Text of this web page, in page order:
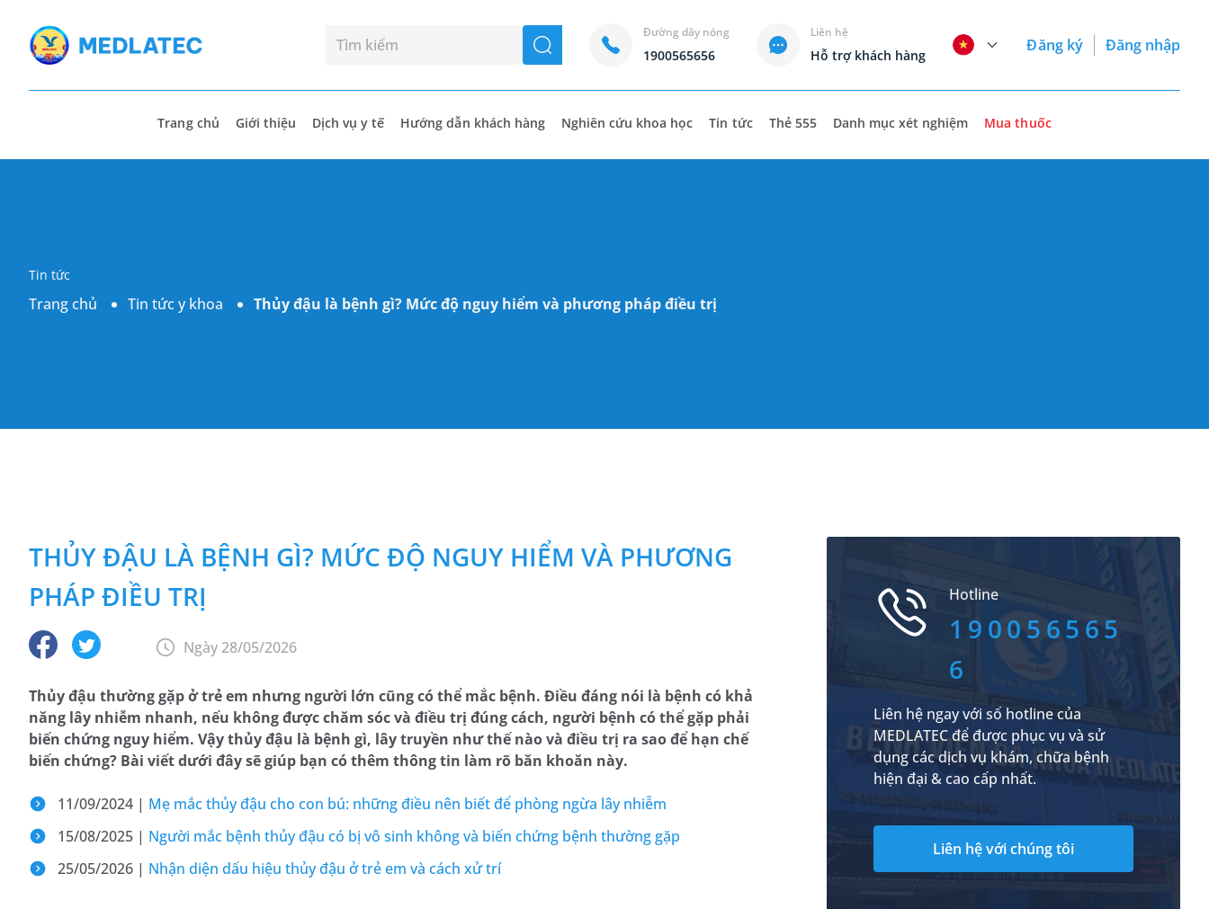
seach
Đường dây nóng
1900565656
Liên hệ
Hỗ trợ khách hàng
Đăng ký Đăng nhập
Trang chủ Giới thiệu Dịch vụ y tế Hướng dẫn khách hàng Nghiên cứu khoa học Tin tức Thẻ 555 Danh mục xét nghiệm Mua thuốc
Tin tức
Trang chủ Tin tức y khoa Thủy đậu là bệnh gì? Mức độ nguy hiểm và phương pháp điều trị
THỦY ĐẬU LÀ BỆNH GÌ? MỨC ĐỘ NGUY HIỂM VÀ PHƯƠNG
PHÁP ĐIỀU TRỊ
Ngày 28/05/2026
Thủy đậu thường gặp ở trẻ em nhưng người lớn cũng có thể mắc bệnh. Điều đáng nói là bệnh có khả
năng lây nhiễm nhanh, nếu không được chăm sóc và điều trị đúng cách, người bệnh có thể gặp phải
biến chứng nguy hiểm. Vậy thủy đậu là bệnh gì, lây truyền như thế nào và điều trị ra sao để hạn chế
biến chứng? Bài viết dưới đây sẽ giúp bạn có thêm thông tin làm rõ băn khoăn này.
11/09/2024 | Mẹ mắc thủy đậu cho con bú: những điều nên biết để phòng ngừa lây nhiễm
15/08/2025 | Người mắc bệnh thủy đậu có bị vô sinh không và biến chứng bệnh thường gặp
25/05/2026 | Nhận diện dấu hiệu thủy đậu ở trẻ em và cách xử trí
Hotline
190056565
6
Liên hệ ngay với số hotline của
MEDLATEC để được phục vụ và sử
dụng các dịch vụ khám, chữa bệnh
hiện đại & cao cấp nhất.
Liên hệ với chúng tôi